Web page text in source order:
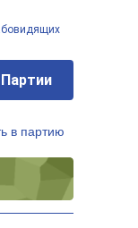
в партию